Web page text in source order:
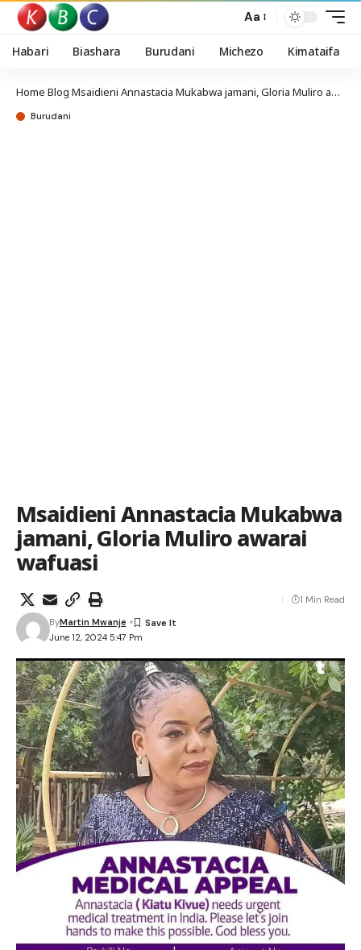
Aa
Habari Biashara Burudani Michezo Kimataifa
Home Blog Msaidieni Annastacia Mukabwa jamani, Gloria Muliro awarai wafuasi
Burudani
Msaidieni Annastacia Mukabwa
jamani, Gloria Muliro awarai
wafuasi
June 12, 2024 5:47 Pm
ByMartin Mwanje
1 Min Read